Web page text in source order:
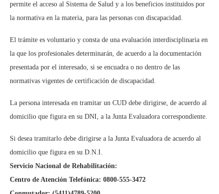
permite el acceso al Sistema de Salud y a los beneficios instituidos por
la normativa en la materia, para las personas con discapacidad.
El trámite es voluntario y consta de una evaluación interdisciplinaria en
la que los profesionales determinarán, de acuerdo a la documentación
presentada por el interesado, si se encuadra o no dentro de las
normativas vigentes de certificación de discapacidad.
La persona interesada en tramitar un CUD debe dirigirse, de acuerdo al
domicilio que figura en su DNI, a la Junta Evaluadora correspondiente.
Si desea tramitarlo debe dirigirse a la Junta Evaluadora de acuerdo al
domicilio que figura en su D.N.I.
Servicio Nacional de Rehabilitación:
Centro de Atención Telefónica: 0800-555-3472